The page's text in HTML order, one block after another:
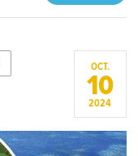
OCT.
10
2024